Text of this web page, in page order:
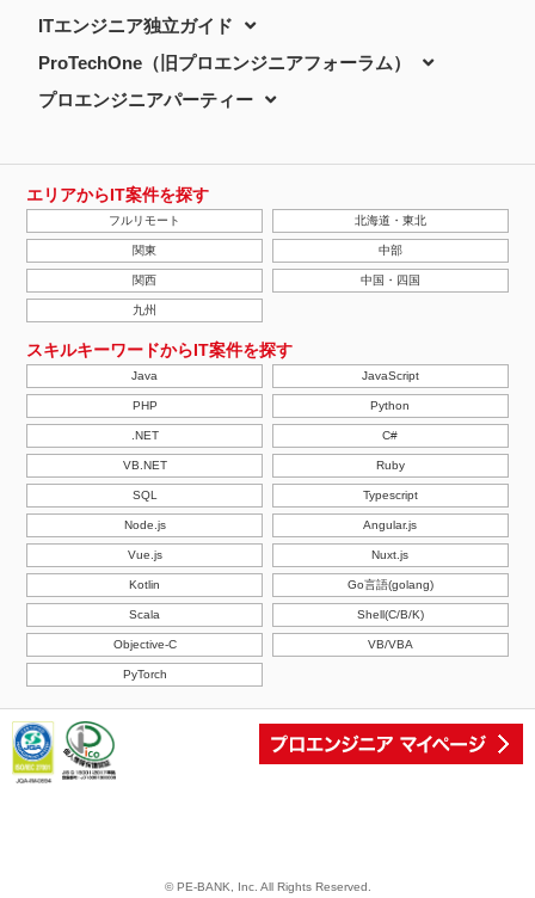
ITエンジニア独立ガイド
ProTechOne（旧プロエンジニアフォーラム）
プロエンジニアパーティー
エリアからIT案件を探す
フルリモート 北海道・東北
関東 中部
関西 中国・四国
九州
スキルキーワードからIT案件を探す
Java JavaScript
PHP Python
.NET C#
VB.NET Ruby
SQL Typescript
Node.js Angular.js
Vue.js Nuxt.js
Kotlin Go言語(golang)
Scala Shell(C/B/K)
Objective-C VB/VBA
PyTorch
© PE-BANK, Inc. All Rights Reserved.